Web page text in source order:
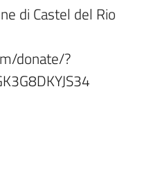
di Castel del Rio
donate/?